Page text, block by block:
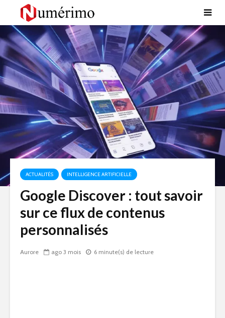
ACTUALITÉS INTELLIGENCE ARTIFICIELLE
Google Discover : tout savoir
sur ce flux de contenus
personnalisés
Aurore ago 3 mois 6 minute(s) de lecture